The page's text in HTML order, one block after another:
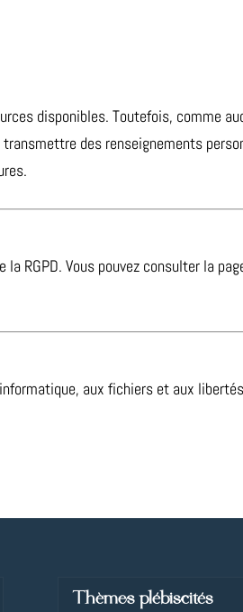
disponibles. Toutefois, comme
des renseignements
RGPD. Vous pouvez consulter la
aux fichiers et aux
Thèmes plébiscités